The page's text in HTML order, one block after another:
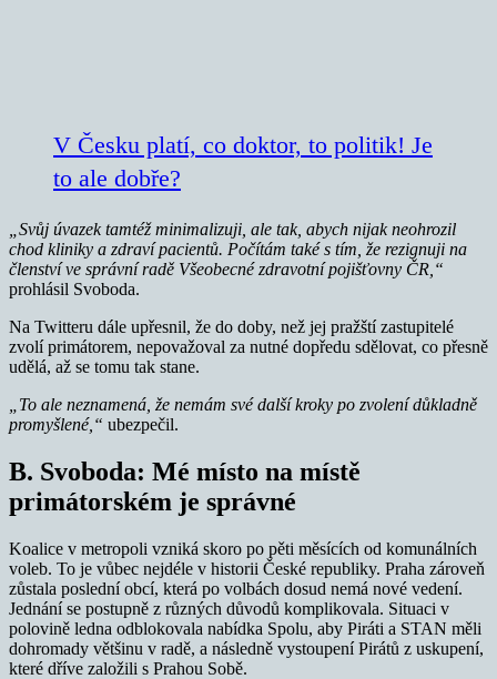
V Česku platí, co doktor, to politik! Je
to ale dobře?
„Svůj úvazek tamtéž minimalizuji, ale tak, abych nijak neohrozil
chod kliniky a zdraví pacientů. Počítám také s tím, že rezignuji na
členství ve správní radě Všeobecné zdravotní pojišťovny ČR,“
prohlásil Svoboda.
Na Twitteru dále upřesnil, že do doby, než jej pražští zastupitelé
zvolí primátorem, nepovažoval za nutné dopředu sdělovat, co přesně
udělá, až se tomu tak stane.
„To ale neznamená, že nemám své další kroky po zvolení důkladně
promyšlené,“ ubezpečil.
B. Svoboda: Mé místo na místě
primátorském je správné
Koalice v metropoli vzniká skoro po pěti měsících od komunálních
voleb. To je vůbec nejdéle v historii České republiky. Praha zároveň
zůstala poslední obcí, která po volbách dosud nemá nové vedení.
Jednání se postupně z různých důvodů komplikovala. Situaci v
polovině ledna odblokovala nabídka Spolu, aby Piráti a STAN měli
dohromady většinu v radě, a následně vystoupení Pirátů z uskupení,
které dříve založili s Prahou Sobě.